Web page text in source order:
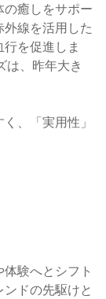
の癒しをサポー
外線を活用した
を促進しま
は、昨年大き
、「実用性」
験へとシフト
ドの先駆けと